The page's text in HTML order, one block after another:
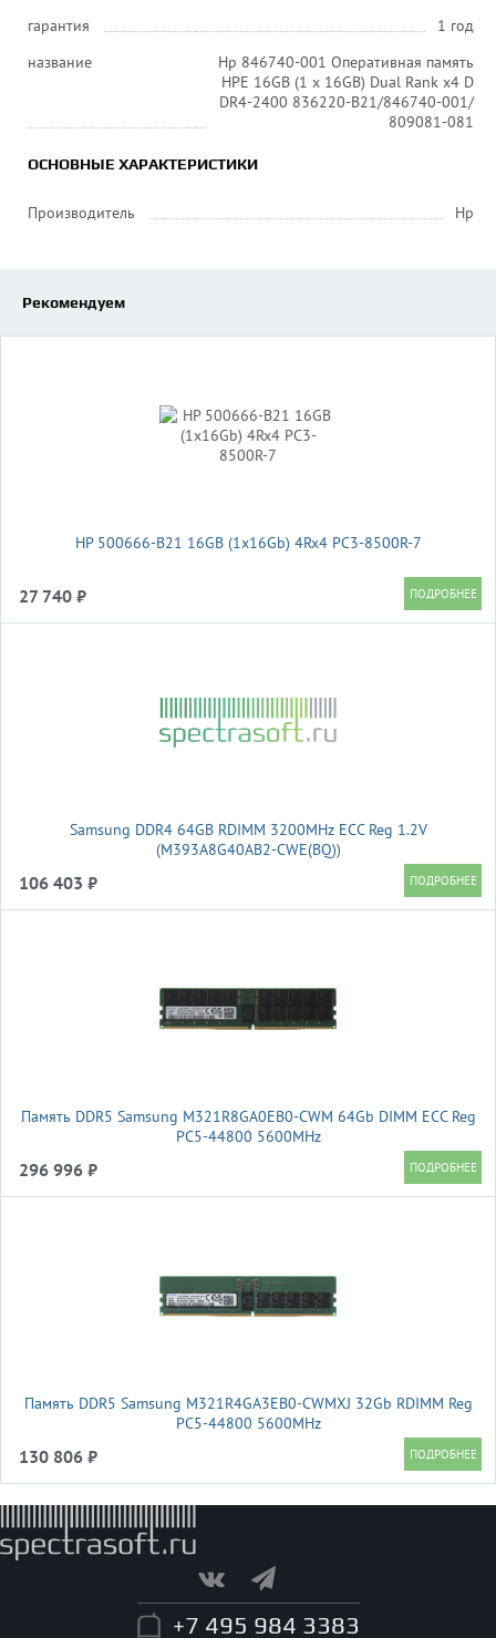
гарантия
1 год
название
Hp 846740-001 Оперативная память
HPE 16GB (1 x 16GB) Dual Rank x4 D
DR4-2400 836220-B21/846740-001/
809081-081
ОСНОВНЫЕ ХАРАКТЕРИСТИКИ
Производитель Hp
Рекомендуем
HP 500666-B21 16GB (1x16Gb) 4Rx4 PC3-8500R-7
27 740 ₽
Samsung DDR4 64GB RDIMM 3200MHz ECC Reg 1.2V
(M393A8G40AB2-CWE(BQ))
106 403 ₽
Память DDR5 Samsung M321R8GA0EB0-CWM 64Gb DIMM ECC Reg
PC5-44800 5600MHz
296 996 ₽
Память DDR5 Samsung M321R4GA3EB0-CWMXJ 32Gb RDIMM Reg
PC5-44800 5600MHz
130 806 ₽
+7 495 984 3383